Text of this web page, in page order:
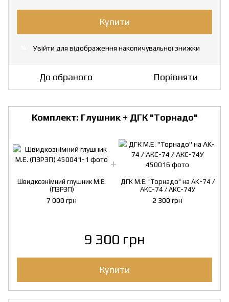
Купити
Увійти для відображення накопичувальної знижки
До обраного Порівняти
Комплект: Глушник + ДГК "Торнадо"
Швидкознімний глушник M.E.
(ПЗРЗП)
7 000 грн
ДГК M.E. "Торнадо" на AK-74 /
АКС-74 / АКС-74У
2 300 грн
9 300 грн
Купити